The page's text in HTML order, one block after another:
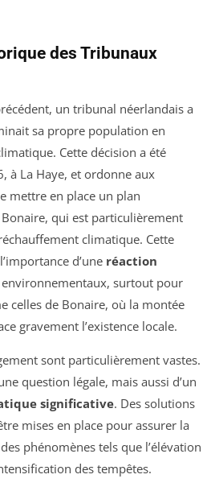
des Tribunaux
un tribunal néerlandais a
sa propre population en
Cette décision a été
à La Haye, et ordonne aux
mettre en place un plan
Bonaire, qui est particulièrement
climatique. Cette
d’une réaction
environnementaux, surtout pour
celles de Bonaire, où la montée
gravement l’existence locale.
sont particulièrement vastes.
question légale, mais aussi d’un
significative. Des solutions
mises en place pour assurer la
phénomènes tels que l’élévation
des tempêtes.